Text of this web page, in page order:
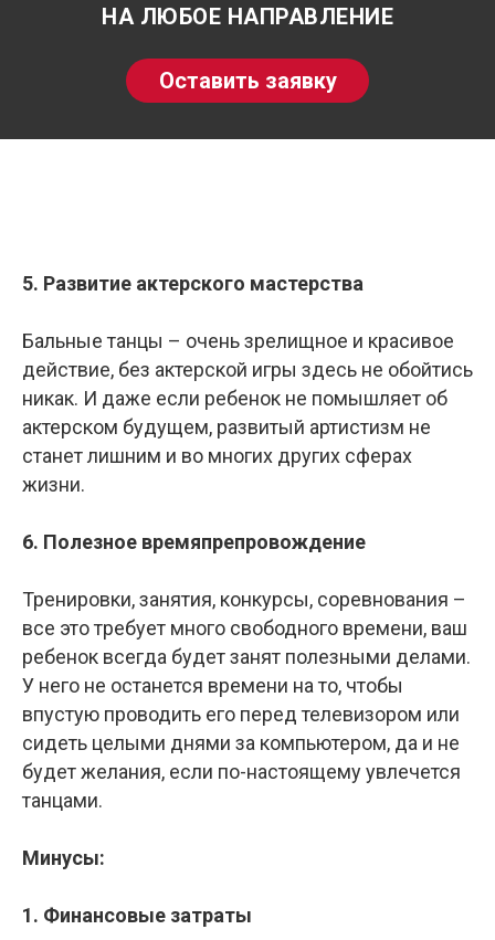
Оставить заявку
НА ЛЮБОЕ НАПРАВЛЕНИЕ
5. Развитие актерского мастерства
Бальные танцы – очень зрелищное и красивое
действие, без актерской игры здесь не обойтись
никак. И даже если ребенок не помышляет об
актерском будущем, развитый артистизм не
станет лишним и во многих других сферах
жизни.
6. Полезное времяпрепровождение
Тренировки, занятия, конкурсы, соревнования –
все это требует много свободного времени, ваш
ребенок всегда будет занят полезными делами.
У него не останется времени на то, чтобы
впустую проводить его перед телевизором или
сидеть целыми днями за компьютером, да и не
будет желания, если по-настоящему увлечется
танцами.
Минусы:
1. Финансовые затраты